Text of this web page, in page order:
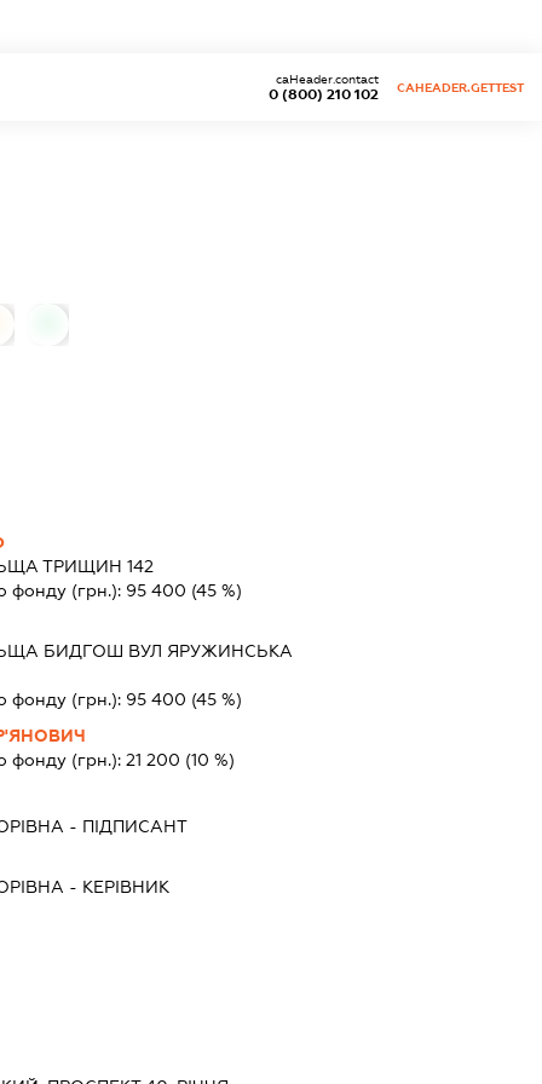
0 (800) 210 102
caHeader.contact
CAHEADER.GETTEST
ТРИЩИН 142
фонду (грн.): 95 400 (45 %)
БИДГОШ ВУЛ ЯРУЖИНСЬКА
фонду (грн.): 95 400 (45 %)
фонду (грн.): 21 200 (10 %)
- ПІДПИСАНТ
- КЕРІВНИК